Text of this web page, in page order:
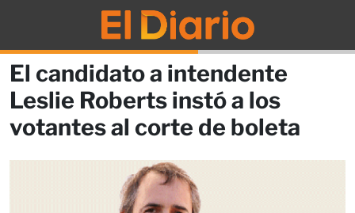
El candidato a intendente
Leslie Roberts instó a los
votantes al corte de boleta